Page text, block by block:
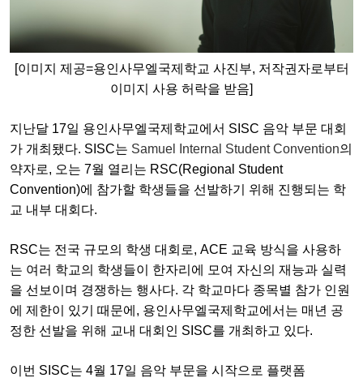
[이미지 제공=용인사무엘국제학교 사진부, 저작권자로부터
이미지 사용 허락을 받음]
지난달 17일 용인사무엘국제학교에서 SISC 음악 부문 대회
가 개최됐다. SISC는 Samuel Internal Student Convention의
약자로, 오는 7월 열리는 RSC(Regional Student
Convention)에 참가할 학생들을 선발하기 위해 진행되는 학
교 내부 대회다.
RSC는 전국 규모의 학생 대회로, ACE 교육 방식을 사용하
는 여러 학교의 학생들이 한자리에 모여 자신의 재능과 실력
을 선보이며 경쟁하는 행사다. 각 학교마다 종목별 참가 인원
에 제한이 있기 때문에, 용인사무엘국제학교에서는 매년 공
정한 선발을 위해 교내 대회인 SISC를 개최하고 있다.
이번 SISC는 4월 17일 음악 부문을 시작으로 플랫폼